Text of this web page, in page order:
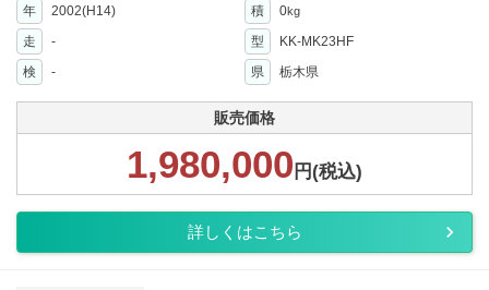
年
2002(H14) 積 0kg
走 - 型
KK-MK23HF
検
- 県 栃木県
販売価格
1,980,000 円(税込)
詳しくはこちら